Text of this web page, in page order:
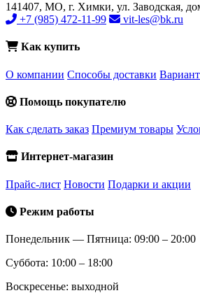
141407, МО, г. Химки, ул. Заводская,
+7 (985) 472-11-99
vit-les@bk.ru
Как купить
О компании Способы доставки
Помощь покупателю
Как сделать заказ Премиум товары
Интернет-магазин
Прайс-лист Новости Подарки и акции
Режим работы
Понедельник — Пятница: 09:00 – 20:00
Суббота: 10:00 – 18:00
Воскресенье: выходной